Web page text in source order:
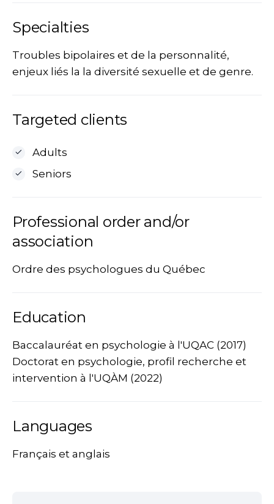
Specialties
Troubles bipolaires et de la personnalité,
enjeux liés la la diversité sexuelle et de genre.
Targeted clients
Adults
Seniors
Professional order and/or
association
Ordre des psychologues du Québec
Education
Baccalauréat en psychologie à l'UQAC (2017)
Doctorat en psychologie, profil recherche et
intervention à l'UQÀM (2022)
Languages
Français et anglais